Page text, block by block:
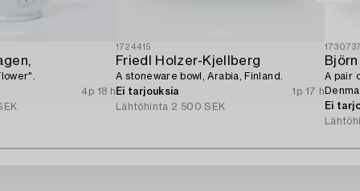
4p 18 h
1724415
Friedl Holzer-Kjellberg
A stoneware bowl, Arabia, Finland.
Ei tarjouksia
1p 17 h
Lähtöhinta 2 500 SEK
A pair
Ei